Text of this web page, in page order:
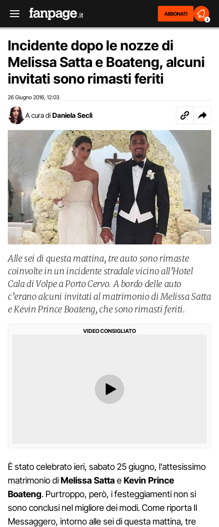
ABBONATI
2
Incidente dopo le nozze di
Melissa Satta e Boateng, alcuni
invitati sono rimasti feriti
26 Giugno 2016 12:03
A cura di Daniela Seclì
Alle sei di questa mattina, tre auto sono rimaste
coinvolte in un incidente stradale vicino all’Hotel
Cala di Volpe a Porto Cervo. A bordo delle auto
c’erano alcuni invitati al matrimonio di Melissa Satta
e Kevin Prince Boateng, che sono rimasti feriti.
VIDEO CONSIGLIATO
È stato celebrato ieri, sabato 25 giugno, l'attesissimo
matrimonio diMelissa SattaeKevin Prince
Boateng. Purtroppo, però, i festeggiamenti non si
sono conclusi nel migliore dei modi. Come riporta Il
Messaggero, intorno alle sei di questa mattina, tre